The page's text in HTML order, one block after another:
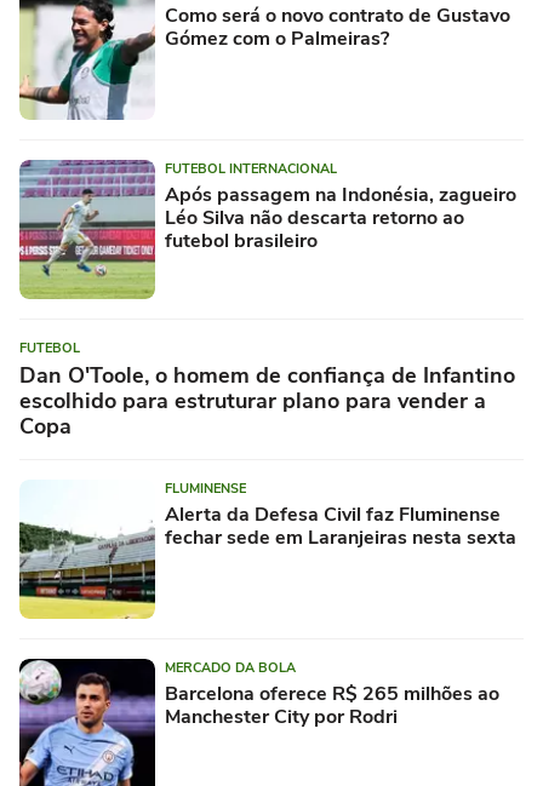
Como será o novo contrato de Gustavo
Gómez com o Palmeiras?
FUTEBOL INTERNACIONAL
Após passagem na Indonésia, zagueiro
Léo Silva não descarta retorno ao
futebol brasileiro
FUTEBOL
Dan O'Toole, o homem de confiança de Infantino
escolhido para estruturar plano para vender a
Copa
FLUMINENSE
Alerta da Defesa Civil faz Fluminense
fechar sede em Laranjeiras nesta sexta
MERCADO DA BOLA
Barcelona oferece R$ 265 milhões ao
Manchester City por Rodri